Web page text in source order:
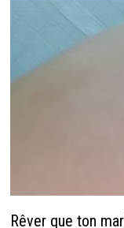
Rêver que ton